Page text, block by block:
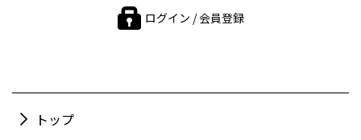
ログイン / 会員登録
トップ